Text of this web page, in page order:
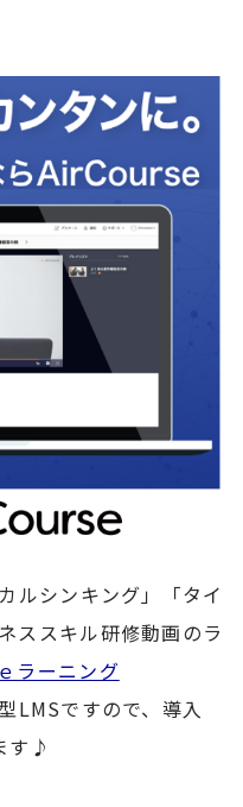
ルシンキング」「タイ
ススキル研修動画のラ
ラーニング
LMSですので、導入
す♪